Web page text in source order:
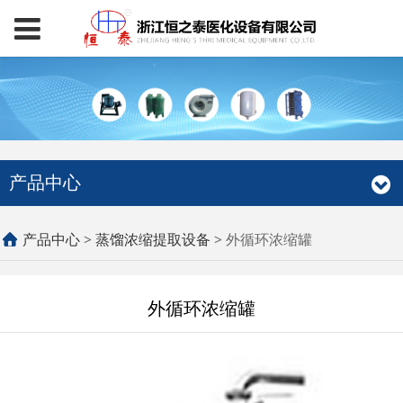
产品中心
外循环浓缩罐
产品中心> 蒸馏浓缩提取设备 > 外循环浓缩罐
外循环浓缩罐